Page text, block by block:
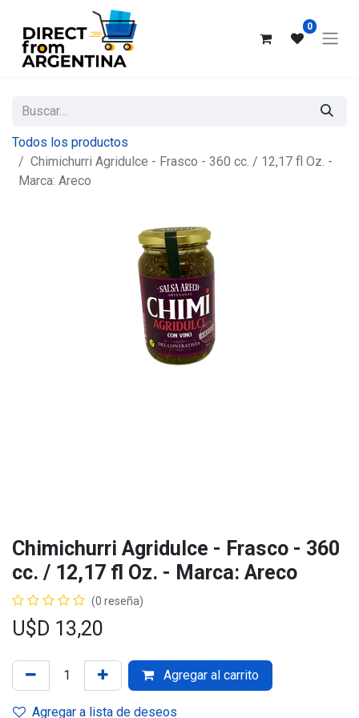
0
Todos los productos
Chimichurri Agridulce - Frasco - 360 cc. / 12,17 fl Oz. -
Marca: Areco
Chimichurri Agridulce - Frasco - 360
cc. / 12,17 fl Oz. - Marca: Areco
(0 reseña)
U$D 13,20
Agregar al carrito
Agregar a lista de deseos